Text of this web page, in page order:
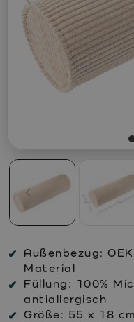
Außenbezug:
Material
Füllung: 100%
antiallergisch
Größe: 55 x 18 cm